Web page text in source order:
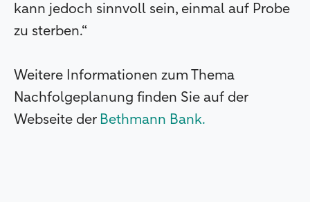
kann jedoch sinnvoll sein, einmal auf Probe
zu sterben.“
Weitere Informationen zum Thema
Nachfolgeplanung finden Sie auf der
Webseite der Bethmann Bank.